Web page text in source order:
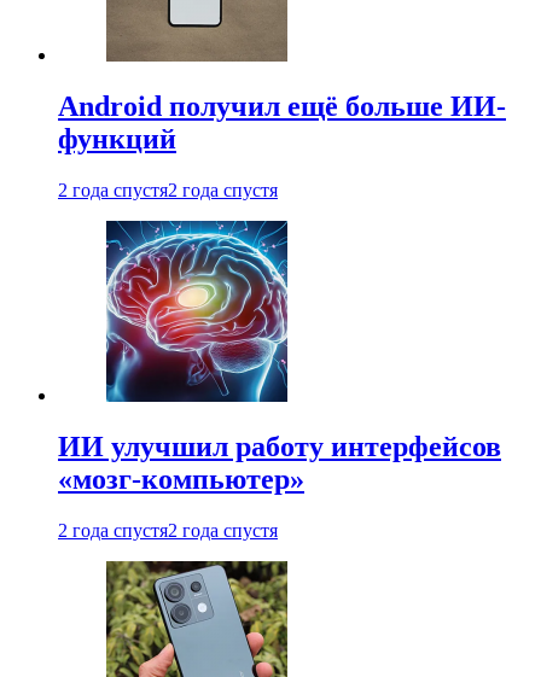
Android получил ещё больше ИИ-
функций
2 года спустя2 года спустя
ИИ улучшил работу интерфейсов
«мозг-компьютер»
2 года спустя2 года спустя